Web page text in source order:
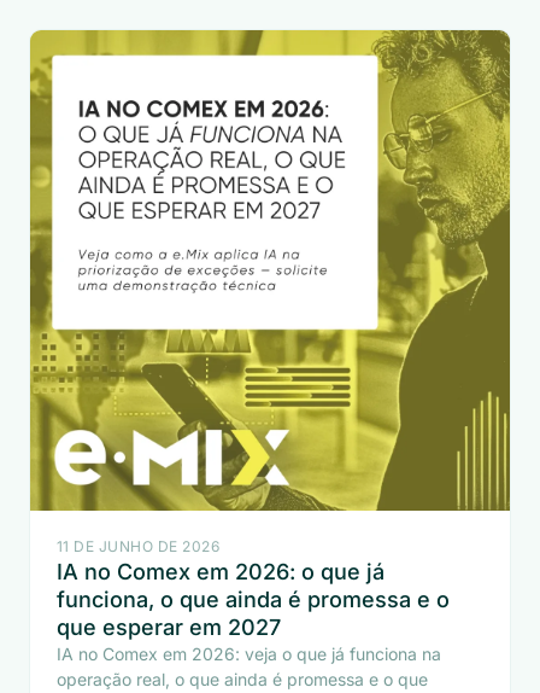
11 DE JUNHO DE 2026
IA no Comex em 2026: o que já
funciona, o que ainda é promessa e o
que esperar em 2027
IA no Comex em 2026: veja o que já funciona na
operação real, o que ainda é promessa e o que